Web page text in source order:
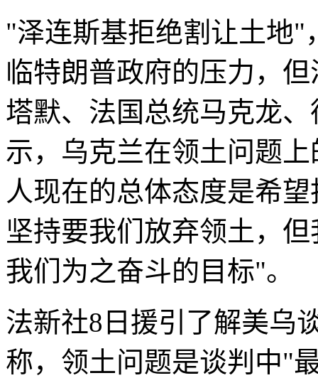
"泽连斯基拒绝割让土地"
临特朗普政府的压力，
塔默、法国总统马克龙
示，乌克兰在领土问题
人现在的总体态度是希
坚持要我们放弃领土，
我们为之奋斗的目标"。
法新社8日援引了解美乌
称，领土问题是谈判中"